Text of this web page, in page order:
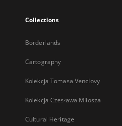
Collections
Borderlands
Cartography
Kolekcja Tomasa Venclovy
Kolekcja Czesława Miłosza
Cultural Heritage